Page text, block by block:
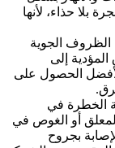
بلا حذاء، لأنها
الظروف الجوية
إلى
الحصول على
الخطرة في
أو الغوص في
بجروح